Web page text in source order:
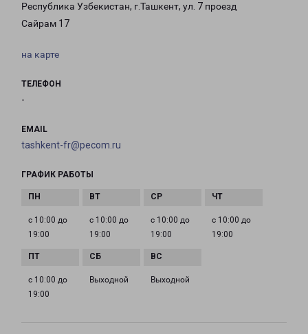
Республика Узбекистан, г.Ташкент, ул. 7 проезд
Сайрам 17
на карте
ТЕЛЕФОН
-
EMAIL
tashkent-fr@pecom.ru
ГРАФИК РАБОТЫ
с 10:00 до
19:00
с 10:00 до
19:00
с 10:00 до
19:00
с 10:00 до
19:00
с 10:00 до
19:00
Выходной Выходной